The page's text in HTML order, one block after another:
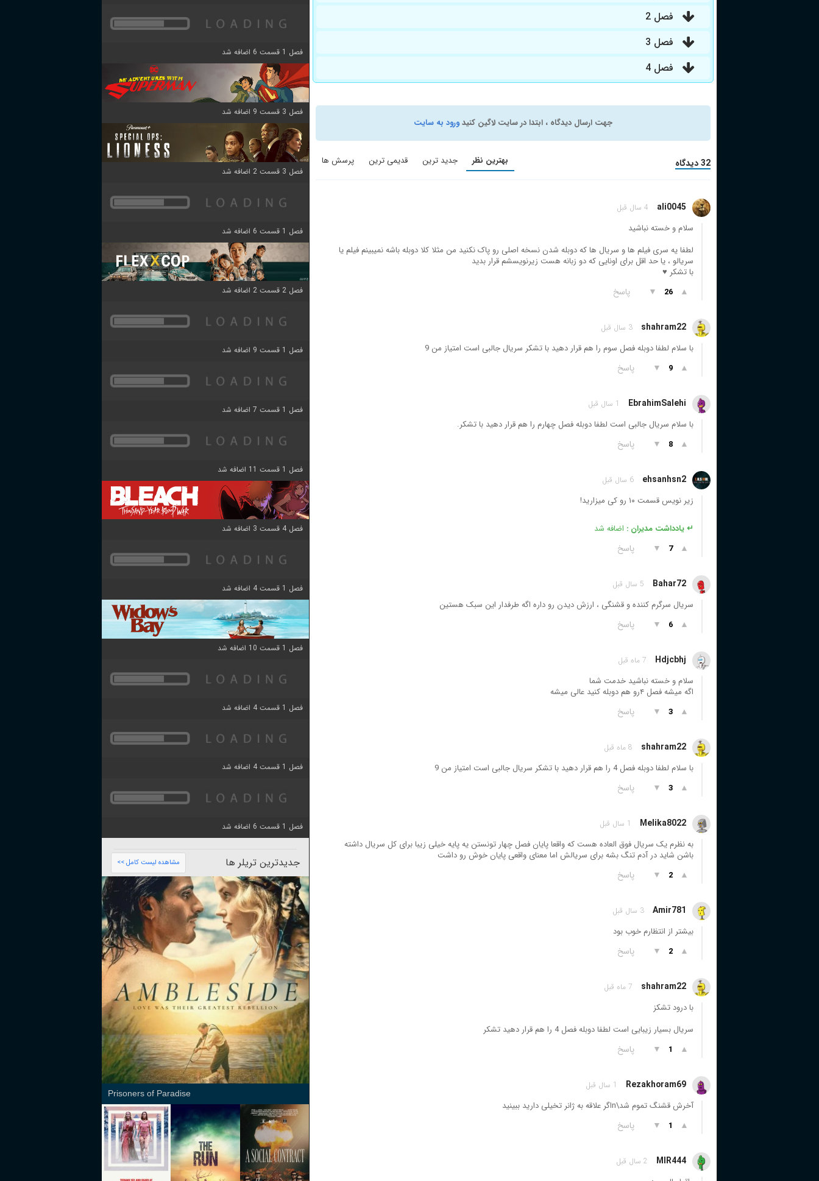
فصل 2
فصل 3
فصل 4
جهت ارسال دیدگاه ، ابتدا در سایت لاگین کنیدورود به سایت
32 دیدگاه بهترین نظر جدید ترین قدیمی ترین پرسش ها
ali0045 4 سال قبل
سلام و خسته نباشید
لطفا یه سری فیلم ها و سریال ها که دوبله شدن نسخه اصلی رو پاک نکنید من مثلا کلا دوبله باشه نمیبینم فیلم یا
سریالو ، یا حد اقل برای اونایی که دو زبانه هست زیرنویسشم قرار بدید
با تشکر ♥
▲
26
▼ پاسخ
shahram22 3 سال قبل
با سلام لطفا دوبله فصل سوم را هم قرار دهید با تشکر سریال جالبی است امتیاز من 9
▲
9
▼ پاسخ
EbrahimSalehi 1 سال قبل
با سلام سریال جالبی است لطفا دوبله فصل چهارم را هم قرار دهید با تشکر.
▲
8
▼ پاسخ
ehsanhsn2 6 سال قبل
زیر نویس قسمت ۱۰ رو کی میزارید!
↵ یادداشت مدیران : اضافه شد
▲
7
▼ پاسخ
Bahar72 5 سال قبل
سریال سرگرم کننده و قشنگی ، ارزش دیدن رو داره اگه طرفدار این سبک هستین
▲
6
▼ پاسخ
Hdjcbhj 7 ماه قبل
سلام و خسته نباشید خدمت شما
اگه میشه فصل ۴رو هم دوبله کنید عالی میشه
▲
3
▼ پاسخ
shahram22 8 ماه قبل
با سلام لطفا دوبله فصل 4 را هم قرار دهید با تشکر سریال جالبی است امتیاز من 9
▲
3
▼ پاسخ
Melika8022 1 سال قبل
به نظرم یک سریال فوق العاده هست که واقعا پایان فصل چهار تونستن یه پایه خیلی زیبا برای کل سریال داشته
باشن شاید در آدم تنگ بشه برای سریالش اما معنای واقعی پایان خوش رو داشت
▲
2
▼ پاسخ
Amir781 3 سال قبل
بیشتر از انتظارم خوب بود
▲
2
▼ پاسخ
shahram22 7 ماه قبل
با درود تشکز
سریال بسیار زیبایی است لطفا دوبله فصل 4 را هم قرار دهید تشکر
▲
1
▼ پاسخ
Rezakhoram69 1 سال قبل
آخرش قشنگ تموم شد\nاگر علاقه به ژانر تخیلی دارید ببینید
▲
1
▼ پاسخ
MIR444 2 سال قبل
فصل 1 قسمت 6 اضافه شد
فصل 3 قسمت 9 اضافه شد
فصل 3 قسمت 2 اضافه شد
فصل 1 قسمت 6 اضافه شد
فصل 2 قسمت 2 اضافه شد
فصل 1 قسمت 9 اضافه شد
فصل 1 قسمت 7 اضافه شد
فصل 1 قسمت 11 اضافه شد
فصل 4 قسمت 3 اضافه شد
فصل 1 قسمت 4 اضافه شد
فصل 1 قسمت 10 اضافه شد
فصل 1 قسمت 4 اضافه شد
فصل 1 قسمت 4 اضافه شد
فصل 1 قسمت 6 اضافه شد
جدیدترین تریلر ها مشاهده لیست کامل >>
Prisoners of Paradise